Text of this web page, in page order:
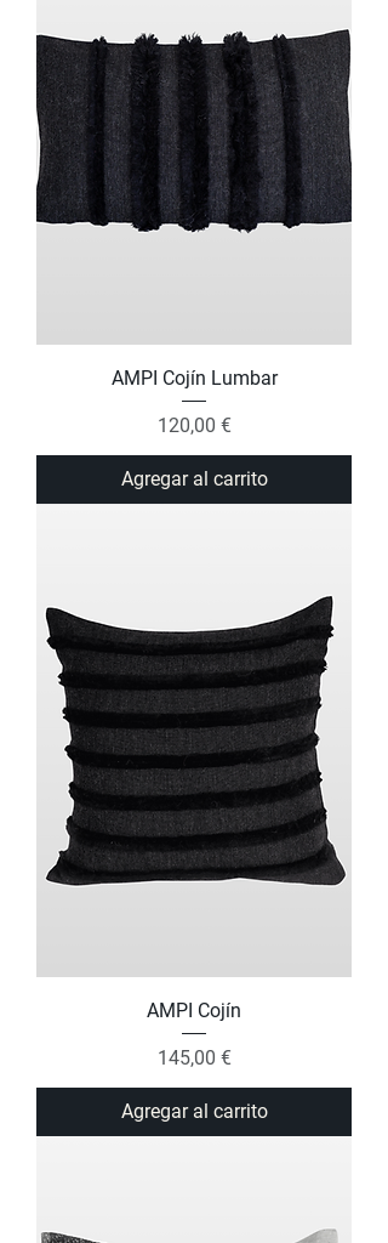
AMPI Cojín Lumbar
Precio
120,00 €
Agregar al carrito
AMPI Cojín
Precio
145,00 €
Agregar al carrito